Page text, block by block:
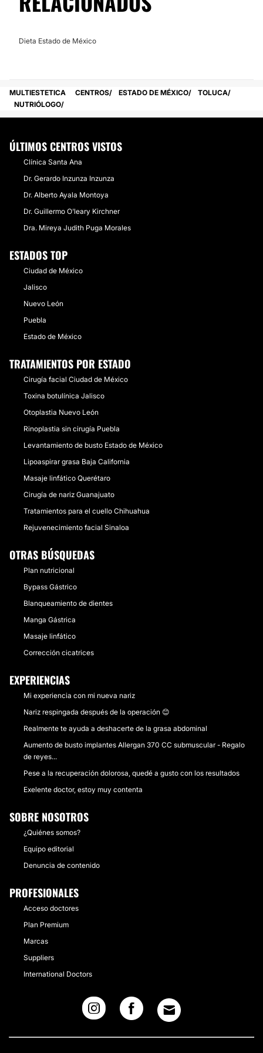
Dieta Estado de México
MULTIESTETICA CENTROS ESTADO DE MÉXICO
TOLUCA
NUTRIÓLOGO
ÚLTIMOS CENTROS VISTOS
Clínica Santa Ana
Dr. Gerardo Inzunza Inzunza
Dr. Alberto Ayala Montoya
Dr. Guillermo O'leary Kirchner
Dra. Mireya Judith Puga Morales
ESTADOS TOP
Ciudad de México
Jalisco
Nuevo León
Puebla
Estado de México
TRATAMIENTOS POR ESTADO
Cirugía facial Ciudad de México
Toxina botulínica Jalisco
Otoplastia Nuevo León
Rinoplastia sin cirugía Puebla
Levantamiento de busto Estado de México
Lipoaspirar grasa Baja California
Masaje linfático Querétaro
Cirugía de nariz Guanajuato
Tratamientos para el cuello Chihuahua
Rejuvenecimiento facial Sinaloa
OTRAS BÚSQUEDAS
Plan nutricional
Bypass Gástrico
Blanqueamiento de dientes
Manga Gástrica
Masaje linfático
Corrección cicatrices
EXPERIENCIAS
Mi experiencia con mi nueva nariz
Nariz respingada después de la operación 😊
Realmente te ayuda a deshacerte de la grasa abdominal
Aumento de busto implantes Allergan 370 CC submuscular - Regalo
de reyes...
Pese a la recuperación dolorosa, quedé a gusto con los resultados
Exelente doctor, estoy muy contenta
SOBRE NOSOTROS
¿Quiénes somos?
Equipo editorial
Denuncia de contenido
PROFESIONALES
Acceso doctores
Plan Premium
Marcas
Suppliers
International Doctors